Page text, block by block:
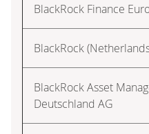
BlackRock Finance
BlackRock
BlackRock Asset
Deutschland AG